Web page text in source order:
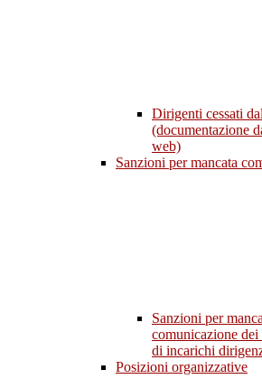
Dirigenti cessati
(documentazione
web)
Sanzioni per mancata
Sanzioni per
comunicazione
di incarichi
Posizioni organizzative